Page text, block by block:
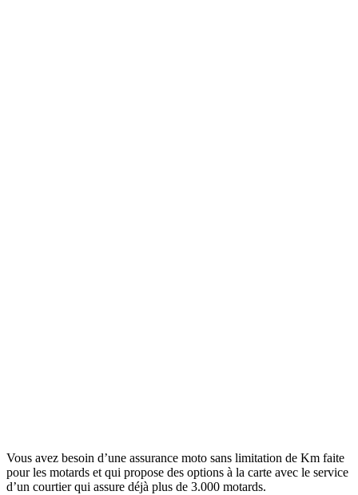
Vous avez besoin d’une assurance moto sans limitation de Km faite
pour les motards et qui propose des options à la carte avec le service
d’un courtier qui assure déjà plus de 3.000 motards.